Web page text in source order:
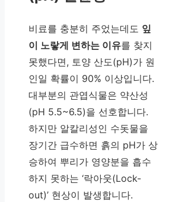
비료를 충분히 주었는데도 잎
이 노랗게 변하는 이유를 찾지
못했다면, 토양 산도(pH)가 원
인일 확률이 90% 이상입니다.
대부분의 관엽식물은 약산성
(pH 5.5~6.5)을 선호합니다.
하지만 알칼리성인 수돗물을
장기간 급수하면 흙의 pH가 상
승하여 뿌리가 영양분을 흡수
하지 못하는 ‘락아웃(Lock-
out)’ 현상이 발생합니다.